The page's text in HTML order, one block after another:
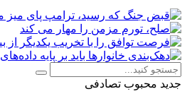
جدید محبوب تصادفی